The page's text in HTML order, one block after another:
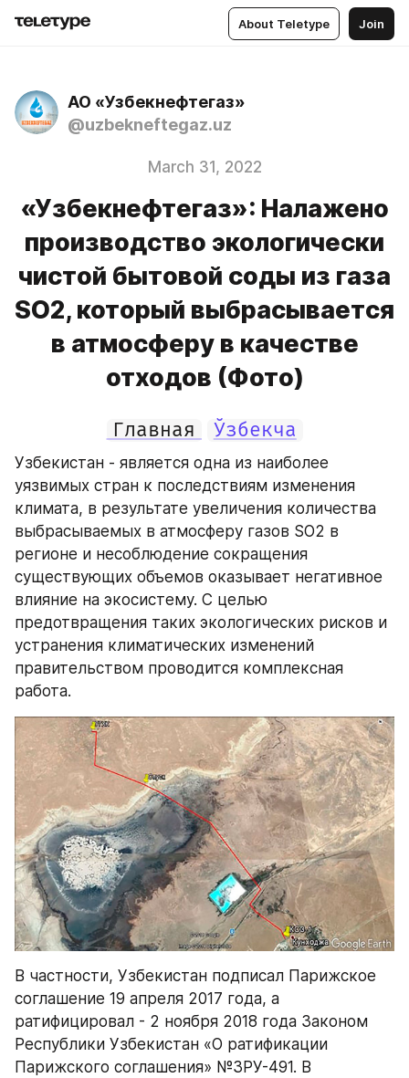
About Teletype Join
АО «Узбекнефтегаз»
@uzbekneftegaz.uz
March 31, 2022
«Узбекнефтегаз»: Налажено
производство экологически
чистой бытовой соды из газа
SO2, который выбрасывается
в атмосферу в качестве
отходов (Фото)
Главная Ўзбекча
Узбекистан - является одна из наиболее
уязвимых стран к последствиям изменения
климата, в результате увеличения количества
выбрасываемых в атмосферу газов SO2 в
регионе и несоблюдение сокращения
существующих объемов оказывает негативное
влияние на экосистему. С целью
предотвращения таких экологических рисков и
устранения климатических изменений
правительством проводится комплексная
работа.
В частности, Узбекистан подписал Парижское
соглашение 19 апреля 2017 года, а
ратифицировал - 2 ноября 2018 года Законом
Республики Узбекистан «О ратификации
Парижского соглашения» №ЗРУ-491. В